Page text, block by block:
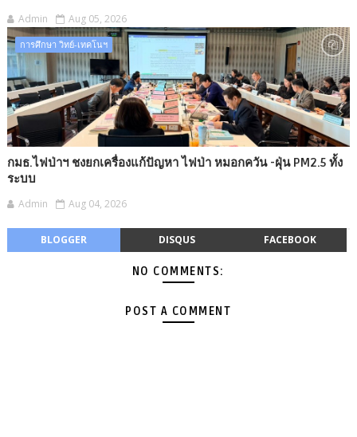
Admin Aug 05, 2026
การศึกษา วิทย์-เทคโนฯ
กมธ.ไฟป่าฯ ชงยกเครื่องแก้ปัญหา ไฟป่า หมอกควัน -​ฝุ่น PM2.5 ทั้ง
ระบบ
Admin Aug 04, 2026
BLOGGER DISQUS FACEBOOK
NO COMMENTS:
POST A COMMENT